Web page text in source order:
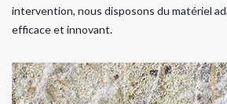
intervention, nous disposons du matériel
efficace et innovant.